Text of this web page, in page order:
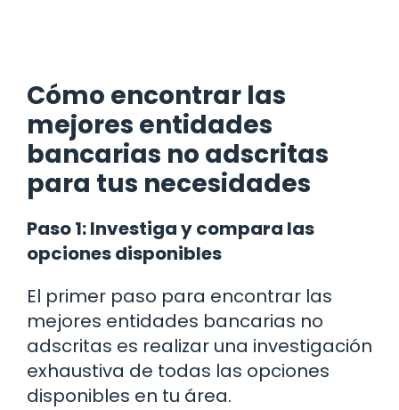
Cómo encontrar las
mejores entidades
bancarias no adscritas
para tus necesidades
Paso 1: Investiga y compara las
opciones disponibles
El primer paso para encontrar las
mejores entidades bancarias no
adscritas es realizar una investigación
exhaustiva de todas las opciones
disponibles en tu área.